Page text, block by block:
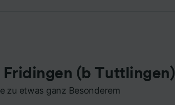
(b Tuttlingen)
zu etwas ganz Besonderem